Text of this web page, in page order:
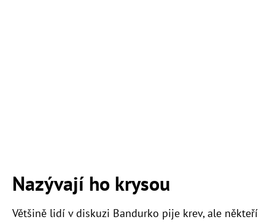
Nazývají ho krysou
Většině lidí v diskuzi Bandurko pije krev, ale někteří